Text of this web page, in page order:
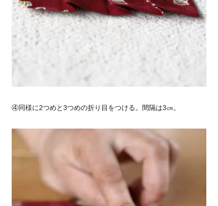
④同様に2つめと3つめの折り目をつける。間隔は3㎝。